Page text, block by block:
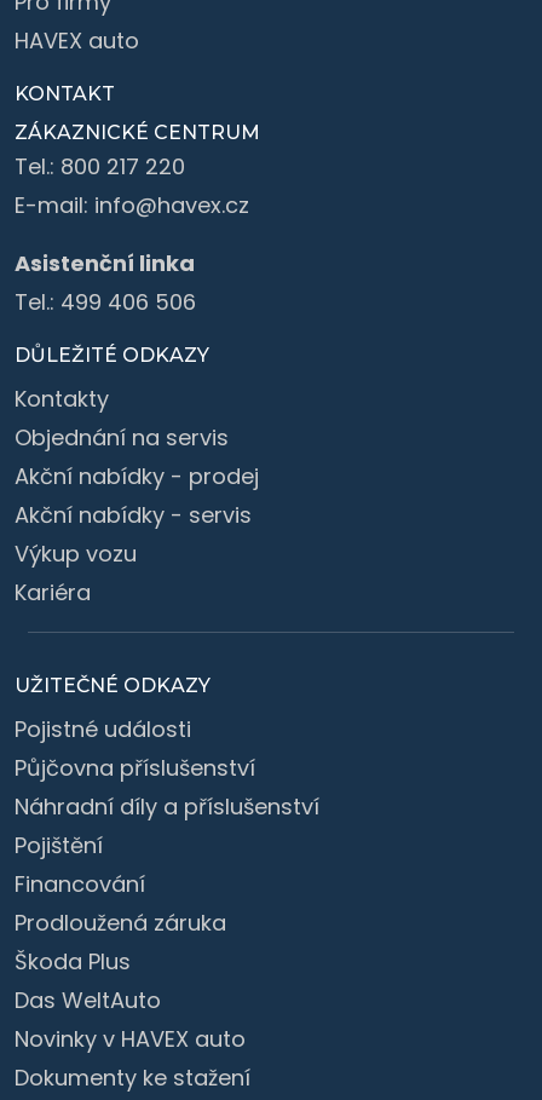
HAVEX auto
KONTAKT
ZÁKAZNICKÉ CENTRUM
Tel.: 800 217 220
E-mail: info@havex.cz
Asistenční linka
Tel.: 499 406 506
DŮLEŽITÉ ODKAZY
Kontakty
Objednání na servis
Akční nabídky - prodej
Akční nabídky - servis
Výkup vozu
Kariéra
UŽITEČNÉ ODKAZY
Pojistné události
Půjčovna příslušenství
Náhradní díly a příslušenství
Pojištění
Financování
Prodloužená záruka
Škoda Plus
Das WeltAuto
Novinky v HAVEX auto
Dokumenty ke stažení